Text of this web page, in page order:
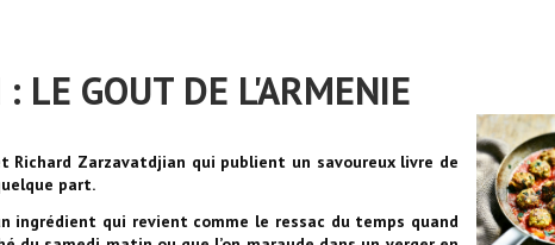
GOUT DE L'ARMENIE
Richard Zarzavatdjian qui publient un savoureux livre de
part.
ingrédient qui revient comme le ressac du temps quand